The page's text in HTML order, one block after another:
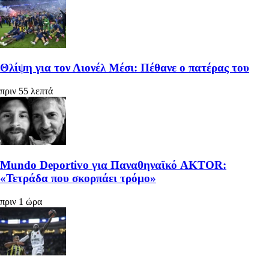
Θλίψη για τον Λιονέλ Μέσι: Πέθανε ο πατέρας του
πριν 55 λεπτά
Mundo Deportivo για Παναθηναϊκό AKTOR:
«Τετράδα που σκορπάει τρόμο»
πριν 1 ώρα